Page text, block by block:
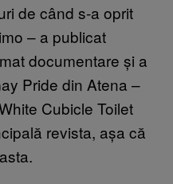
de când s-a oprit
– a publicat
documentare și a
Pride din Atena –
Cubicle Toilet
revista, așa că